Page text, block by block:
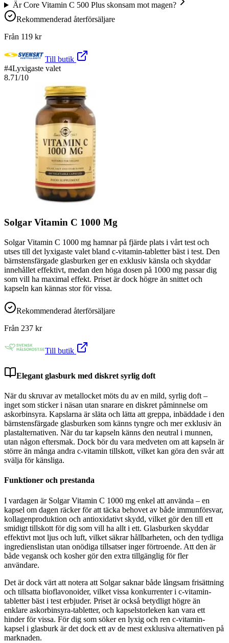
Är Core Vitamin C 500 Plus skonsam mot magen?
Rekommenderad återförsäljare
Från 119 kr
Till butik
#4Lyxigaste valet
8.71/10
Solgar Vitamin C 1000 Mg
Solgar Vitamin C 1000 mg hamnar på fjärde plats i vårt test och
utses till det lyxigaste valet bland c-vitamin-tabletter bäst i test. Den
bärnstensfärgade glasburken ger en exklusiv känsla och skyddar
innehållet effektivt, medan den höga dosen på 1000 mg passar dig
som vill ha maximal effekt. Priset är dock högre än snittet och
kapseln kan kännas stor för vissa.
Rekommenderad återförsäljare
Från 237 kr
Till butik
Elegant glasburk med diskret syrlig doft
När du skruvar av metallocket möts du av en mild, syrlig doft –
inget som sticker i näsan utan snarare en diskret påminnelse om
askorbinsyra. Kapslarna är släta och lätta att greppa, inbäddade i den
bärnstensfärgade glasburken som känns tyngre och mer exklusiv än
plastalternativen. När du tar kapseln känns den neutral i munnen,
utan någon eftersmak. Dock bör du vara medveten om att kapseln är
större än många andra c-vitamin tillskott, vilket kan göra den svår att
svälja för känsliga.
Funktioner och prestanda
I vardagen är Solgar Vitamin C 1000 mg enkel att använda – en
kapsel om dagen räcker för att täcka behovet av både immunförsvar,
kollagenproduktion och antioxidativt skydd, vilket gör den till ett
smidigt tillskott för dig som vill ha allt i ett. Glasburken skyddar
effektivt mot ljus och luft, vilket säkrar hållbarheten, och den tydliga
ingredienslistan utan onödiga tillsatser inger förtroende. Att den är
både vegansk och kosher gör den extra tillgänglig för fler
användare.
Det är dock värt att notera att Solgar saknar både långsam frisättning
och tillsatta bioflavonoider, vilket vissa konkurrenter i c-vitamin-
tabletter bäst i test erbjuder. Priset är också betydligt högre än
enklare askorbinsyra-tabletter, och kapselstorleken kan vara ett
hinder för vissa. För dig som söker en lyxig och ren c-vitamin-
kapsel i glasburk är det dock ett av de mest exklusiva alternativen på
marknaden.